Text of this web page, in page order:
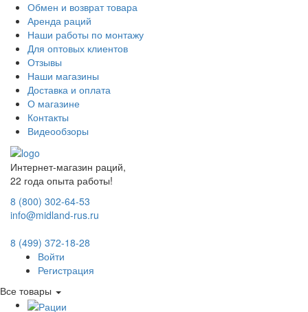
Обмен и возврат товара
Аренда раций
Наши работы по монтажу
Для оптовых клиентов
Отзывы
Наши магазины
Доставка и оплата
О магазине
Контакты
Видеообзоры
Интернет-магазин раций,
22 года опыта работы!
8 (800) 302-64-53
info@midland-rus.ru
8 (499) 372-18-28
Войти
Регистрация
Все товары